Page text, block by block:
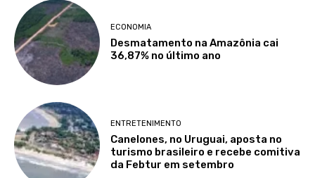
ECONOMIA
Desmatamento na Amazônia cai
36,87% no último ano
ENTRETENIMENTO
Canelones, no Uruguai, aposta no
turismo brasileiro e recebe comitiva
da Febtur em setembro